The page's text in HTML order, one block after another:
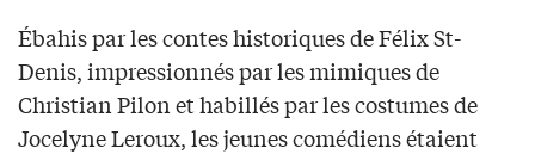
Ébahis par les contes historiques de Félix St-
Denis, impressionnés par les mimiques de
Christian Pilon et habillés par les costumes de
Jocelyne Leroux, les jeunes comédiens étaient